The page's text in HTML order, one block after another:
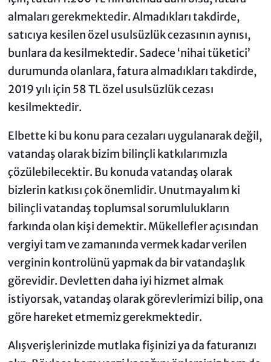
almaları gerekmektedir. Almadıkları takdirde,
satıcıya kesilen özel usulsüzlük cezasının aynısı,
bunlara da kesilmektedir. Sadece ‘nihai tüketici’
durumunda olanlara, fatura almadıkları takdirde,
2019 yılı için 58 TL özel usulsüzlük cezası
kesilmektedir.
Elbette ki bu konu para cezaları uygulanarak değil,
vatandaş olarak bizim bilinçli katkılarımızla
çözülebilecektir. Bu konuda vatandaş olarak
bizlerin katkısı çok önemlidir. Unutmayalım ki
bilinçli vatandaş toplumsal sorumlulukların
farkında olan kişi demektir. Mükellefler açısından
vergiyi tam ve zamanında vermek kadar verilen
verginin kontrolünü yapmak da bir vatandaşlık
görevidir. Devletten daha iyi hizmet almak
istiyorsak, vatandaş olarak görevlerimizi bilip, ona
göre hareket etmemiz gerekmektedir.
Alışverişlerinizde mutlaka fişinizi ya da faturanızı